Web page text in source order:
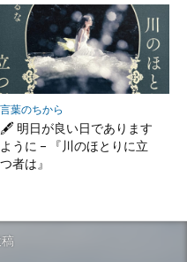
言葉のちから
🖋 明日が良い日であります
ように – 『川のほとりに立
つ者は』